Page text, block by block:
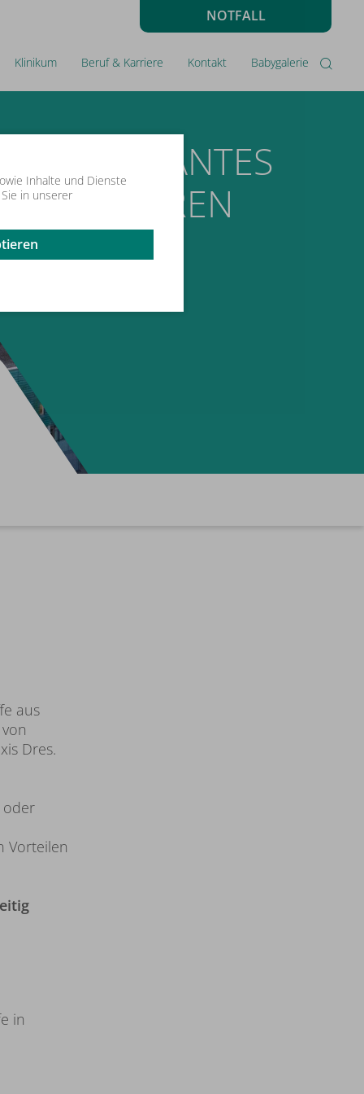
NOTFALL
Klinikum Beruf & Karriere Kontakt Babygalerie
AMBULANTES
OPERIEREN
SELB
aus
Dres.
oder
Vorteilen
in
Inhalte und Dienste
in unserer